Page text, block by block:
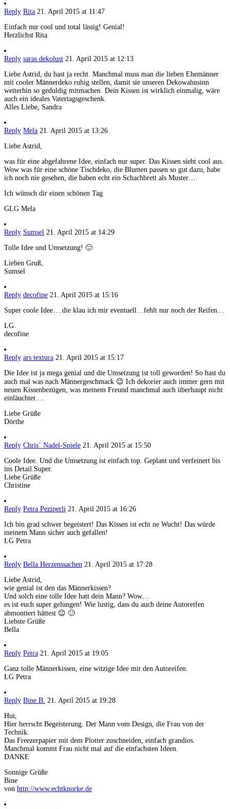
Reply Rita 21. April 2015 at 11:47
Einfach nur cool und total lässig! Genial!
Herzlichst Rita
Reply saras dekolust 21. April 2015 at 12:13
Liebe Astrid, du hast ja recht. Manchmal muss man die lieben Ehemänner
mit cooler Männerdeko ruhig stellen, damit sie unseren Dekowahnsinn
weiterhin so geduldig mitmachen. Dein Kissen ist wirklich einmalig, wäre
auch ein ideales Vatertagsgeschenk.
Alles Liebe, Sandra
Reply Mela 21. April 2015 at 13:26
Liebe Astrid,
was für eine abgefahrene Idee, einfach nur super. Das Kissen sieht cool aus.
Wow was für eine schöne Tischdeko, die Blumen passen so gut dazu, habe
ich noch nie gesehen, die haben echt ein Schachbrett als Muster….
Ich wünsch dir einen schönen Tag
GLG Mela
Reply Sumsel 21. April 2015 at 14:29
Tolle Idee und Umsetzung! 🙂
Lieben Gruß,
Sumsel
Reply decofine 21. April 2015 at 15:16
Super coole Idee….die klau ich mir eventuell…fehlt nur noch der Reifen…
LG
decofine
Reply ars textura 21. April 2015 at 15:17
Die Idee ist ja mega genial und die Umsetzung ist toll geworden! So hast du
auch mal was nach Männergeschmack 😉 Ich dekorier auch immer gern mit
neuen Kissenbezügen, was meinem Freund manchmal auch überhaupt nicht
einläuchtet …
Liebe Grüße
Dörthe
Reply Chris´ Nadel-Spiele 21. April 2015 at 15:50
Coole Idee. Und die Umsetzung ist einfach top. Geplant und verfeinert bis
ins Detail.Super.
Liebe Grüße
Christine
Reply Petra Peziperli 21. April 2015 at 16:26
Ich bin grad schwer begeistert! Das Kissen ist echt ne Wucht! Das würde
meinem Mann sicher auch gefallen!
LG Petra
Reply Bella Herzenssachen 21. April 2015 at 17:28
Liebe Astrid,
wie genial ist den das Männerkissen?
Und solch eine tolle Idee hatt dein Mann? Wow…
es ist euch super gelungen! Wie lustig, dass du auch deine Autoreifen
abmontiert hättest 😉 🙂
Liebste Grüße
Bella
Reply Petra 21. April 2015 at 19:05
Ganz tolle Männerkissen, eine witzige Idee mit den Autoreifen.
LG Petra
Reply Bine B. 21. April 2015 at 19:28
Hui,
Hier herrscht Begeisterung. Der Mann vom Design, die Frau von der
Technik.
Das Freezerpapier mit dem Plotter zuschneiden, einfach grandios.
Manchmal kommt Frau nicht mal auf die einfachsten Ideen.
DANKE
Sonnige Grüße
Bine
von http://www.echtknorke.de